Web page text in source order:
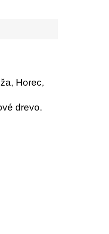
Horec,
drevo.